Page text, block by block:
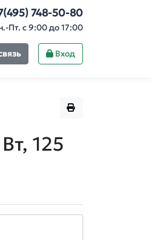
748-50-80
Пт. с 9:00 до 17:00
Вход
125